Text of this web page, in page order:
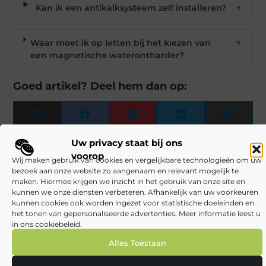
Uw privacy staat bij ons
voorop
Wij maken gebruik van cookies en vergelijkbare technologieën om uw
bezoek aan onze website zo aangenaam en relevant mogelijk te
maken. Hiermee krijgen we inzicht in het gebruik van onze site en
kunnen we onze diensten verbeteren. Afhankelijk van uw voorkeuren
kunnen cookies ook worden ingezet voor statistische doeleinden en
het tonen van gepersonaliseerde advertenties. Meer informatie leest u
in ons cookiebeleid.
Alles Toestaan
Kan ik een antikalksysteem zelf installeren? ▼
Waar moet ik op letten bij het kiezen van
een magnetische waterontharder?
▼
Goed artikel? Deel hem dan op:
(Twitter)
Facebook Pinterest LinkedIn Email
Gerelateerde Berichten:
Vragen over verzwaringsdekens Kun je een
verzwaard deken gebruiken in de zomer? Een weighted
blanket, ook wel een verzwaard dekentje genoemd, kan ook
in de zomer gebruikt worden....
Bestaat er zonwerend veiligheidsfolie?
Veiligheidsfolie is raamfolie dat speciaal wordt gebruikt om
eigenaar van een school of kinderdagverblijf...
Keukenmachine kopen? 5 tips!